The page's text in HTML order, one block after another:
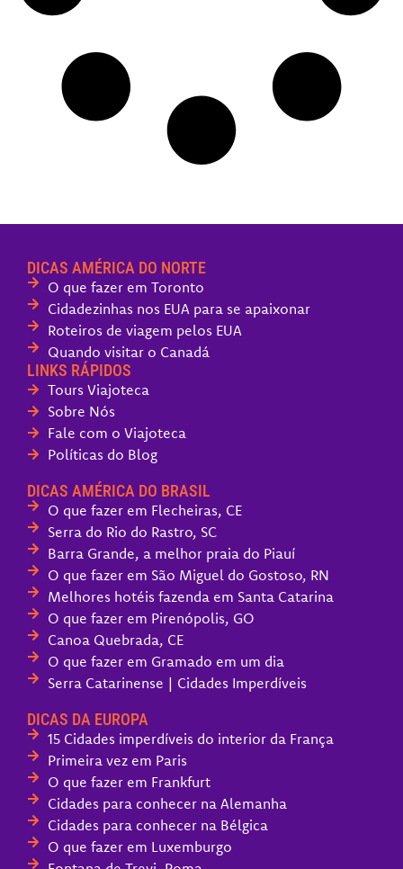
DICAS AMÉRICA DO NORTE
O que fazer em Toronto
Cidadezinhas nos EUA para se apaixonar
Roteiros de viagem pelos EUA
Quando visitar o Canadá
LINKS RÁPIDOS
Tours Viajoteca
Sobre Nós
Fale com o Viajoteca
Políticas do Blog
DICAS AMÉRICA DO BRASIL
O que fazer em Flecheiras, CE
Serra do Rio do Rastro, SC
Barra Grande, a melhor praia do Piauí
O que fazer em São Miguel do Gostoso, RN
Melhores hotéis fazenda em Santa Catarina
O que fazer em Pirenópolis, GO
Canoa Quebrada, CE
O que fazer em Gramado em um dia
Serra Catarinense | Cidades Imperdíveis
DICAS DA EUROPA
15 Cidades imperdíveis do interior da França
Primeira vez em Paris
O que fazer em Frankfurt
Cidades para conhecer na Alemanha
Cidades para conhecer na Bélgica
O que fazer em Luxemburgo